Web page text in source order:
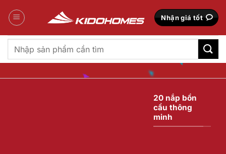
qua
Nhận giá tốt
Tìm
kiếm:
20 nắp bồn
cầu thông
minh